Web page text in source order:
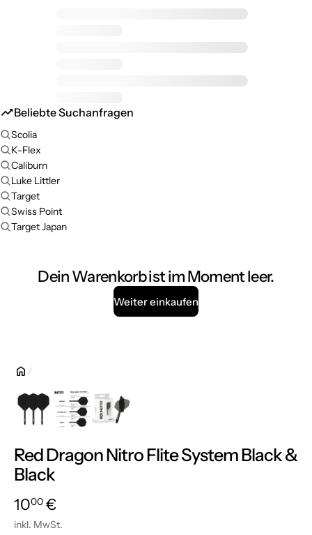
Beliebte Suchanfragen
Scolia
K-Flex
Caliburn
Luke Littler
Target
Swiss Point
Target Japan
Dein Warenkorb ist im Moment leer.
Weiter einkaufen
Red Dragon Nitro Flite System Black &
Black
Normalpreis
1000 €10,00 €
inkl. MwSt.